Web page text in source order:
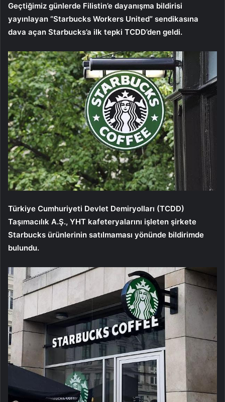
Geçtiğimiz günlerde Filistin’e dayanışma bildirisi
yayınlayan “Starbucks Workers United” sendikasına
dava açan Starbucks’a ilk tepki TCDD’den geldi.
Türkiye Cumhuriyeti Devlet Demiryolları (TCDD)
Taşımacılık A.Ş., YHT kafeteryalarını işleten şirkete
Starbucks ürünlerinin satılmaması yönünde bildirimde
bulundu.